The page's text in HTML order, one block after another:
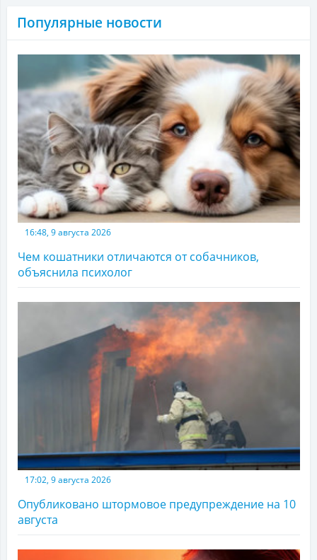
Популярные новости
16:48, 9 августа 2026
Чем кошатники отличаются от собачников,
объяснила психолог
17:02, 9 августа 2026
Опубликовано штормовое предупреждение на 10
августа